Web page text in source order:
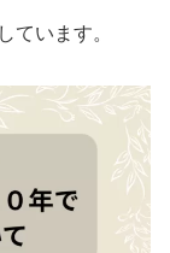
ています。